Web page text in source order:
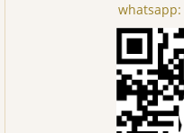
whatsapp: